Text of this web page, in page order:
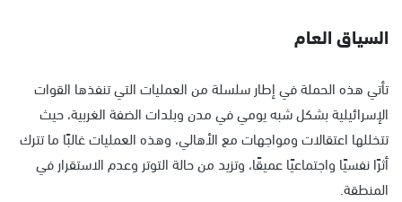
السياق العام
تأتي هذه الحملة في إطار سلسلة من العمليات التي تنفذها القوات
الإسرائيلية بشكل شبه يومي في مدن وبلدات الضفة الغربية، حيث
تتخللها اعتقالات ومواجهات مع الأهالي، وهذه العمليات غالبًا ما تترك
أثرًا نفسيًا واجتماعيًا عميقًا، وتزيد من حالة التوتر وعدم الاستقرار في
المنطقة.